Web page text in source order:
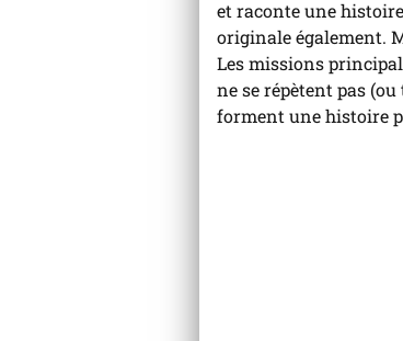
et raconte une
originale également.
Les missions
ne se répètent pas
forment une histoire